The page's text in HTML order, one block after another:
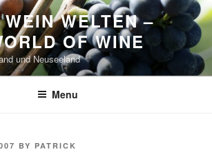
WELTEN –
OF WINE
und Neuseeland
Menu
BY PATRICK